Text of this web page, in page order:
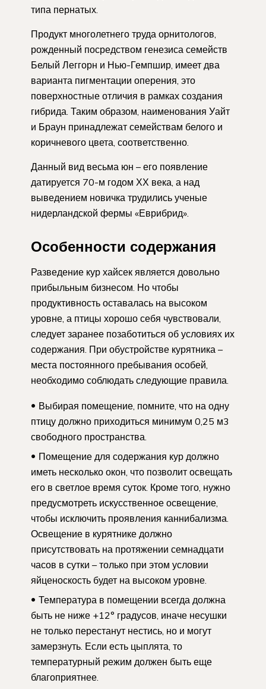
типа пернатых.
Продукт многолетнего труда орнитологов,
рожденный посредством генезиса семейств
Белый Леггорн и Нью-Гемпшир, имеет два
варианта пигментации оперения, это
поверхностные отличия в рамках создания
гибрида. Таким образом, наименования Уайт
и Браун принадлежат семействам белого и
коричневого цвета, соответственно.
Данный вид весьма юн – его появление
датируется 70-м годом ХХ века, а над
выведением новичка трудились ученые
нидерландской фермы «Еврибрид».
Особенности содержания
Разведение кур хайсек является довольно
прибыльным бизнесом. Но чтобы
продуктивность оставалась на высоком
уровне, а птицы хорошо себя чувствовали,
следует заранее позаботиться об условиях их
содержания. При обустройстве курятника –
места постоянного пребывания особей,
необходимо соблюдать следующие правила.
Выбирая помещение, помните, что на одну
птицу должно приходиться минимум 0,25 м3
свободного пространства.
Помещение для содержания кур должно
иметь несколько окон, что позволит освещать
его в светлое время суток. Кроме того, нужно
предусмотреть искусственное освещение,
чтобы исключить проявления каннибализма.
Освещение в курятнике должно
присутствовать на протяжении семнадцати
часов в сутки – только при этом условии
яйценоскость будет на высоком уровне.
Температура в помещении всегда должна
быть не ниже +12° градусов, иначе несушки
не только перестанут нестись, но и могут
замерзнуть. Если есть цыплята, то
температурный режим должен быть еще
благоприятнее.